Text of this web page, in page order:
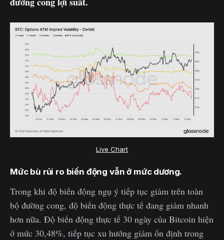
Live Chart
Mức bù rủi ro biến động vẫn ở mức dương.
Trong khi độ biến động ngụ ý tiếp tục giảm trên toàn
bộ đường cong, độ biến động thực tế đang giảm nhanh
hơn nữa. Độ biến động thực tế 30 ngày của Bitcoin hiện
ở mức 30,48%, tiếp tục xu hướng giảm ổn định trong